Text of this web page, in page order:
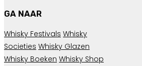
GA NAAR
Whisky Festivals Whisky
Societies Whisky Glazen
Whisky Boeken Whisky Shop